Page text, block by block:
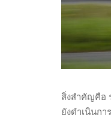
สิ่งสำคัญคือ
ยังดำเนินก